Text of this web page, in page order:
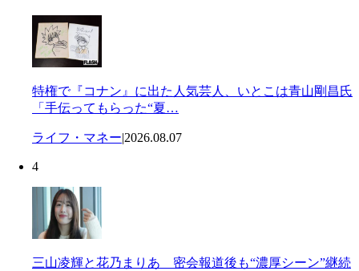
特権で『コナン』に出た人気芸人、いとこは青山剛昌氏
「手伝ってもらった“夏…
ライフ・マネー|2026.08.07
4
三山凌輝と花乃まりあ 密会報道後も“濃厚シーン”継続